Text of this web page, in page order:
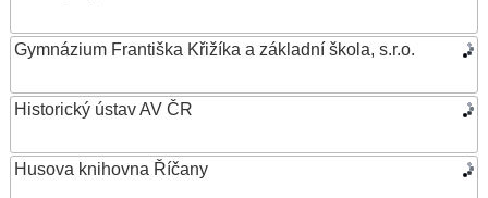
Gymnázium Františka Křižíka a základní škola, s.r.o.
Historický ústav AV ČR
Husova knihovna Říčany